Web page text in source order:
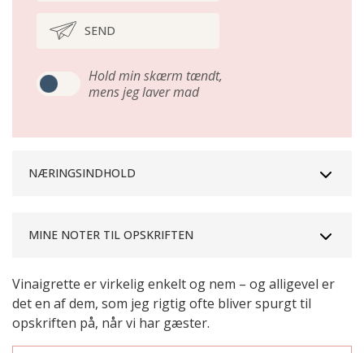
SEND
Hold min skærm tændt,
mens jeg laver mad
NÆRINGSINDHOLD
MINE NOTER TIL OPSKRIFTEN
Vinaigrette er virkelig enkelt og nem – og alligevel er
det en af dem, som jeg rigtig ofte bliver spurgt til
opskriften på, når vi har gæster.